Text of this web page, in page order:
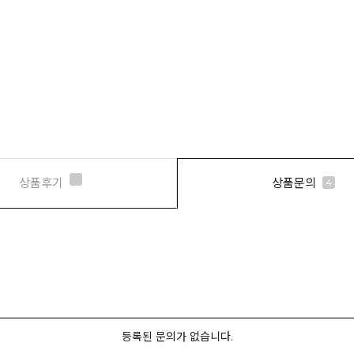
상품후기 상품문의 4
등록된 문의가 없습니다.